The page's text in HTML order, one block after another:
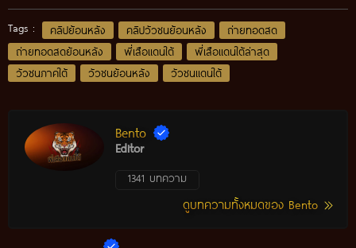
Tags : คลิปย้อนหลัง คลิปวัวชนย้อนหลัง
ถ่ายทอดสด
ถ่ายทอดสดย้อนหลัง
พี่เสือแดนใต้
พี่เสือแดนใต้ล่าสุด
วัวชนภาคใต้
วัวชนย้อนหลัง วัวชนแดนใต้
Bento
Editor
1341 บทความ
ดูบทความทั้งหมดของ Bento